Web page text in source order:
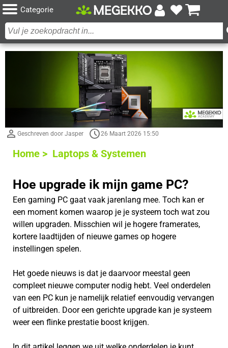
Categorie
Geschreven door Jasper 26 Maart 2026 15:50
Home > Laptops & Systemen
Hoe upgrade ik mijn game PC?
Een gaming PC gaat vaak jarenlang mee. Toch kan er
een moment komen waarop je je systeem toch wat zou
willen upgraden. Misschien wil je hogere framerates,
kortere laadtijden of nieuwe games op hogere
instellingen spelen.
Het goede nieuws is dat je daarvoor meestal geen
compleet nieuwe computer nodig hebt. Veel onderdelen
van een PC kun je namelijk relatief eenvoudig vervangen
of uitbreiden. Door een gerichte upgrade kan je systeem
weer een flinke prestatie boost krijgen.